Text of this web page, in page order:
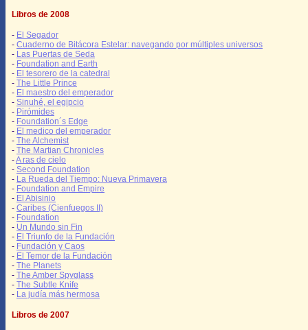
Libros de 2008
- El Segador
- Cuaderno de Bitácora Estelar: navegando por múltiples universos
- Las Puertas de Seda
- Foundation and Earth
- El tesorero de la catedral
- The Little Prince
- El maestro del emperador
- Sinuhé, el egipcio
- Pirómides
- Foundation´s Edge
- El medico del emperador
- The Alchemist
- The Martian Chronicles
-A ras de cielo
- Second Foundation
- La Rueda del Tiempo: Nueva Primavera
- Foundation and Empire
- El Abisinio
- Caribes (Cienfuegos II)
- Foundation
- Un Mundo sin Fin
- El Triunfo de la Fundación
- Fundación y Caos
- El Temor de la Fundación
- The Planets
- The Amber Spyglass
- The Subtle Knife
- La judía más hermosa
Libros de 2007